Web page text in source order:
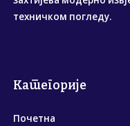
техничком погледу.
Категорије
Почетна